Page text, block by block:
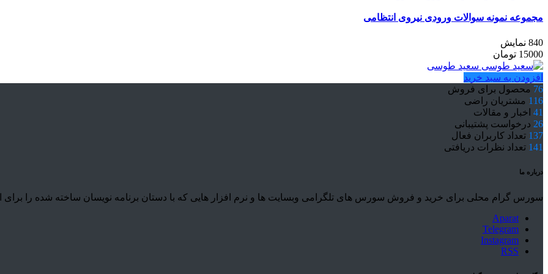
مجموعه نمونه سوالات ورودی نیروی انتظامی
840 نمایش
15000 تومان
سعید طوسی
افزودن به سبد خرید
76 محصول برای فروش
116 مشتریان راضی
41 اخبار و مقالات
26 درخواست پشتیبانی
137 تعداد کاربران فعال
141 تعداد نظرات دریافتی
درباره ما
سورس گرام محلی برای خرید و فروش سورس های تلگرامی وبسایت ها و نرم افزار هایی که با دستان برنامه نویسان ساخته شده را برای
Aparat
Telegram
Instagram
RSS